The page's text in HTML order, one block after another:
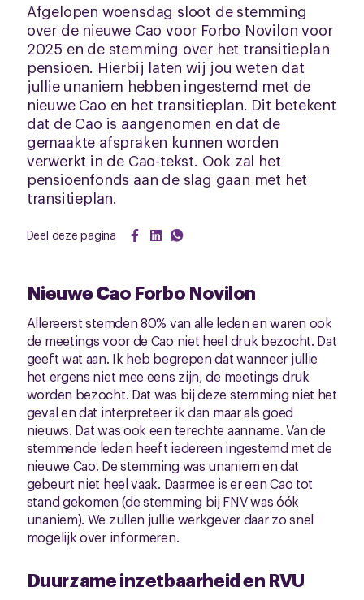
Afgelopen woensdag sloot de stemming
over de nieuwe Cao voor Forbo Novilon voor
2025 en de stemming over het transitieplan
pensioen. Hierbij laten wij jou weten dat
jullie unaniem hebben ingestemd met de
nieuwe Cao en het transitieplan. Dit betekent
dat de Cao is aangenomen en dat de
gemaakte afspraken kunnen worden
verwerkt in de Cao-tekst. Ook zal het
pensioenfonds aan de slag gaan met het
transitieplan.
Deel deze pagina
Nieuwe Cao Forbo Novilon
Allereerst stemden 80% van alle leden en waren ook
de meetings voor de Cao niet heel druk bezocht. Dat
geeft wat aan. Ik heb begrepen dat wanneer jullie
het ergens niet mee eens zijn, de meetings druk
worden bezocht. Dat was bij deze stemming niet het
geval en dat interpreteer ik dan maar als goed
nieuws. Dat was ook een terechte aanname. Van de
stemmende leden heeft iedereen ingestemd met de
nieuwe Cao. De stemming was unaniem en dat
gebeurt niet heel vaak. Daarmee is er een Cao tot
stand gekomen (de stemming bij FNV was óók
unaniem). We zullen jullie werkgever daar zo snel
mogelijk over informeren.
Duurzame inzetbaarheid en RVU